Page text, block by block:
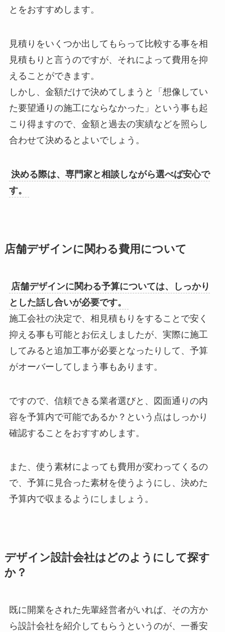
とをおすすめします。
見積りをいくつか出してもらって比較する事を相
見積もりと言うのですが、それによって費用を抑
えることができます。
しかし、金額だけで決めてしまうと「想像してい
た要望通りの施工にならなかった」という事も起
こり得ますので、金額と過去の実績などを照らし
合わせて決めるとよいでしょう。
決める際は、専門家と相談しながら選べば安心で
す。
店舗デザインに関わる費用について
店舗デザインに関わる予算については、しっかり
とした話し合いが必要です。
施工会社の決定で、相見積もりをすることで安く
抑える事も可能とお伝えしましたが、実際に施工
してみると追加工事が必要となったりして、予算
がオーバーしてしまう事もあります。
ですので、 信頼できる業者選びと、図面通りの内
容を予算内で可能であるか？という点はしっかり
確認することをおすすめします。
また、使う素材によっても費用が変わってくるの
で、予算に見合った素材を使うようにし、決めた
予算内で収まるようにしましょう。
デザイン設計会社はどのようにして探す
か？
既に開業をされた先輩経営者がいれば、その方か
ら設計会社を紹介してもらうというのが、一番安